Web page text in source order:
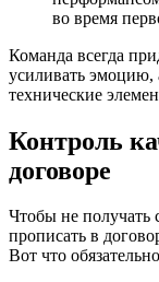
во время
Команда всегда
усиливать эмоцию,
технические
Контроль
договоре
Чтобы не
прописать в
Вот что